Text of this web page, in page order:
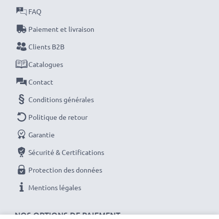
!
NOS OPTIONS DE PAIEMENT
FAQ
Paiement et livraison
Clients B2B
Catalogues
Contact
Conditions générales
Politique de retour
Garantie
Sécurité & Certifications
Protection des données
Mentions légales